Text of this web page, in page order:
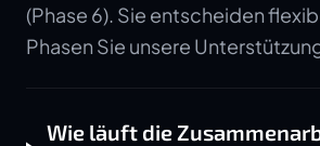
(Phase 6). Sie entscheiden
Phasen Sie unsere
Wie läuft die